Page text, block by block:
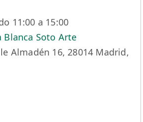
a 15:00
Blanca Soto Arte
Almadén 16, 28014 Madrid,